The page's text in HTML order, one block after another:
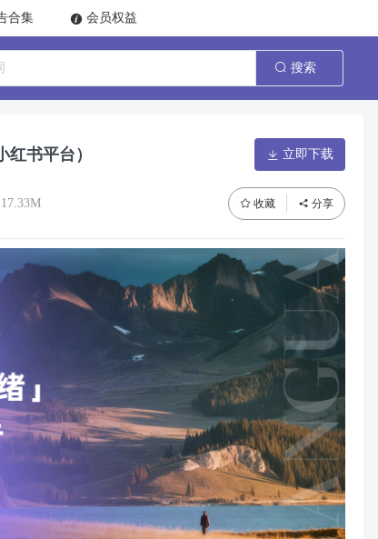
合集 会员权益
搜索
书平台） 立即下载
收藏 分享